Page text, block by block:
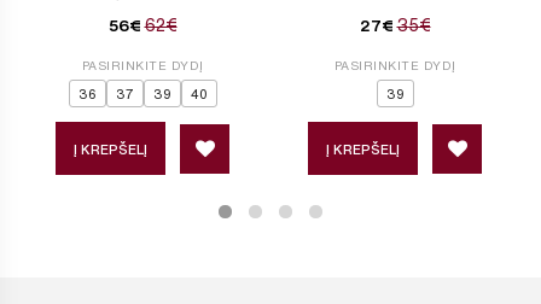
56€ 62€
PASIRINKITE DYDĮ
36 37 39 40
Į KREPŠELĮ
27€ 35€
PASIRINKITE DYDĮ
39
Į KREPŠELĮ